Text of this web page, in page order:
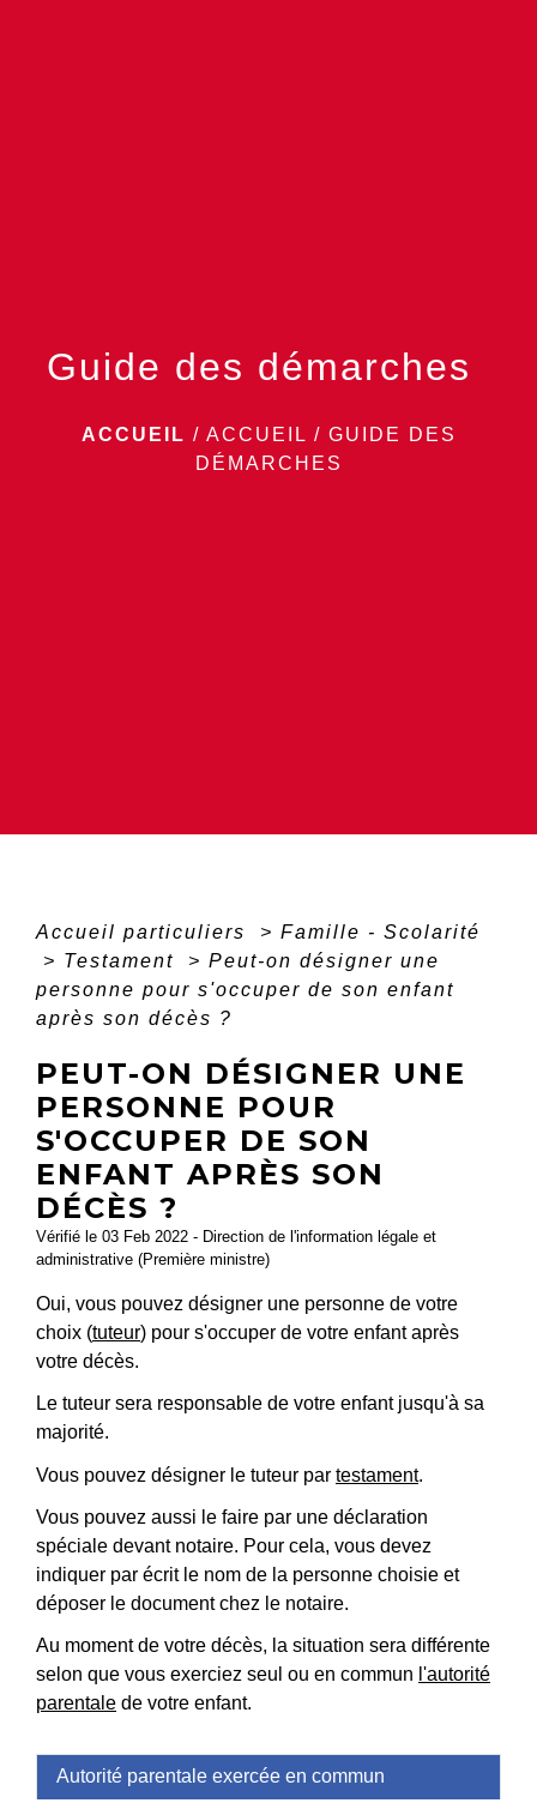
Guide des démarches
ACCUEIL / ACCUEIL / GUIDE DES
DÉMARCHES
Accueil particuliers > Famille - Scolarité
> Testament > Peut-on désigner une
personne pour s'occuper de son enfant
après son décès ?
PEUT-ON DÉSIGNER UNE
PERSONNE POUR
S'OCCUPER DE SON
ENFANT APRÈS SON
DÉCÈS ?
Vérifié le 03 Feb 2022 - Direction de l'information légale et
administrative (Première ministre)
Oui, vous pouvez désigner une personne de votre
choix (tuteur) pour s'occuper de votre enfant après
votre décès.
Le tuteur sera responsable de votre enfant jusqu'à sa
majorité.
Vous pouvez désigner le tuteur par testament.
Vous pouvez aussi le faire par une déclaration
spéciale devant notaire. Pour cela, vous devez
indiquer par écrit le nom de la personne choisie et
déposer le document chez le notaire.
Au moment de votre décès, la situation sera différente
selon que vous exerciez seul ou en commun l'autorité
parentale de votre enfant.
Autorité parentale exercée en commun